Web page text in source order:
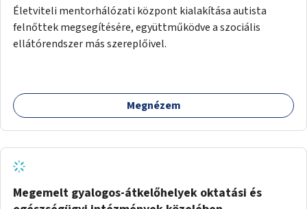
Életviteli mentorhálózati központ kialakítása autista
felnőttek megsegítésére, együttműködve a szociális
ellátórendszer más szereplőivel.
Megnézem
Megemelt gyalogos-átkelőhelyek oktatási és